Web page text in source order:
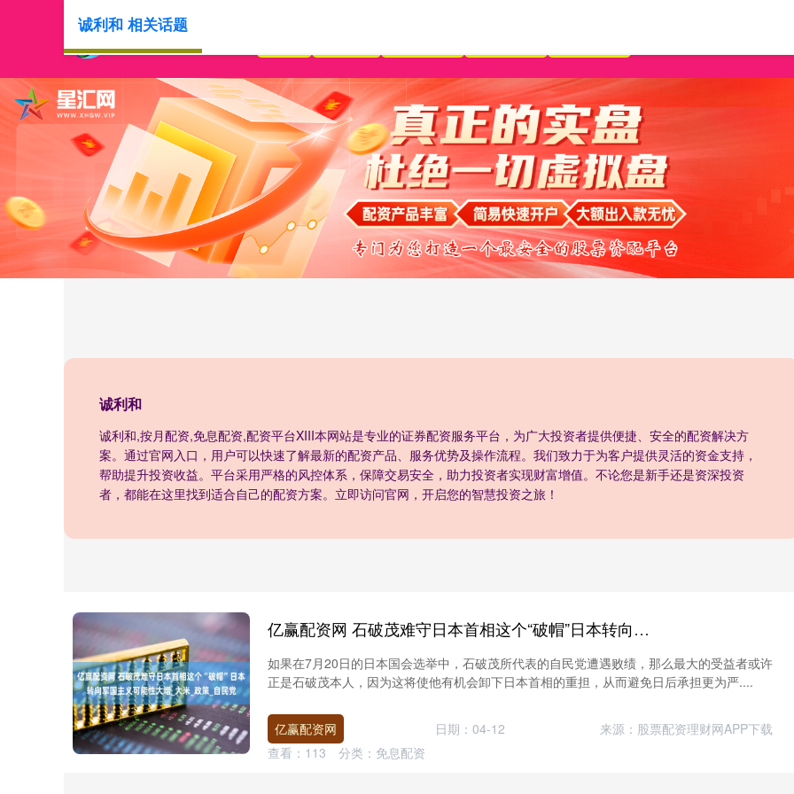
诚利和
诚利和,按月配资,免息配资,配资平台XIII‌本网站是专业的证券配资服务平台，为广大投资者提供便捷、安全的配资解决方
案。通过官网入口，用户可以快速了解最新的配资产品、服务优势及操作流程。我们致力于为客户提供灵活的资金支持，
帮助提升投资收益。平台采用严格的风控体系，保障交易安全，助力投资者实现财富增值。不论您是新手还是资深投资
者，都能在这里找到适合自己的配资方案。立即访问官网，开启您的智慧投资之旅！
诚利和 相关话题
亿赢配资网 石破茂难守日本首相这个“破帽”日本转向军国主义可能性大增_大米_政策_自民党
如果在7月20日的日本国会选举中，石破茂所代表的自民党遭遇败绩，那么最大的受益者或许
正是石破茂本人，因为这将使他有机会卸下日本首相的重担，从而避免日后承担更为严....
亿赢配资网 日期：04-12
来源：股票配资理财网APP下载
查看： 113 分类： 免息配资